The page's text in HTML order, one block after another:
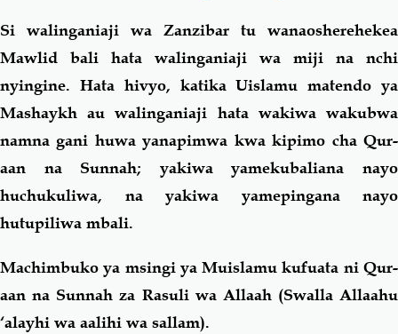
Si walinganiaji wa Zanzibar tu wanaosherehekea
Mawlid bali hata walinganiaji wa miji na nchi
nyingine. Hata hivyo, katika Uislamu matendo ya
Mashaykh au walinganiaji hata wakiwa wakubwa
namna gani huwa yanapimwa kwa kipimo cha Qur-
aan na Sunnah; yakiwa yamekubaliana nayo
huchukuliwa, na yakiwa yamepingana nayo
hutupiliwa mbali.
Machimbuko ya msingi ya Muislamu kufuata ni Qur-
aan na Sunnah za Rasuli wa Allaah (Swalla Allaahu
‘alayhi wa aalihi wa sallam).